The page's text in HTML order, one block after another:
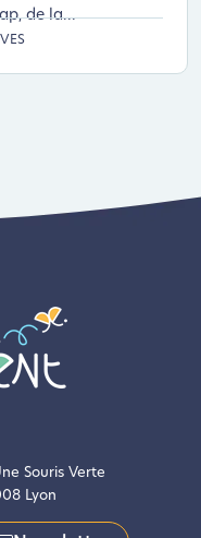
de la...
Souris Verte
Lyon